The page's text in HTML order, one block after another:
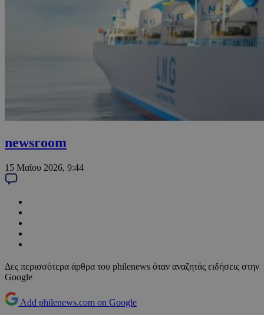
newsroom
15 Μαΐου 2026, 9:44
Δες περισσότερα άρθρα του philenews όταν αναζητάς ειδήσεις στην
Google
Add philenews.com on Google